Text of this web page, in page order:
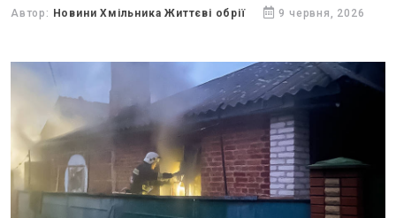
Автор: Новини Хмільника Життєві обрії 9 червня, 2026